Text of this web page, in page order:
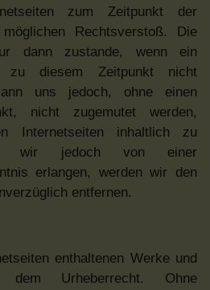
zum Zeitpunkt der
Rechtsverstoß. Die
dann zustande, wenn ein
zu diesem Zeitpunkt nicht
uns jedoch, ohne einen
nicht zugemutet werden,
Internetseiten inhaltlich zu
wir jedoch von einer
erlangen, werden wir den
entfernen.
enthaltenen Werke und
dem Urheberrecht. Ohne